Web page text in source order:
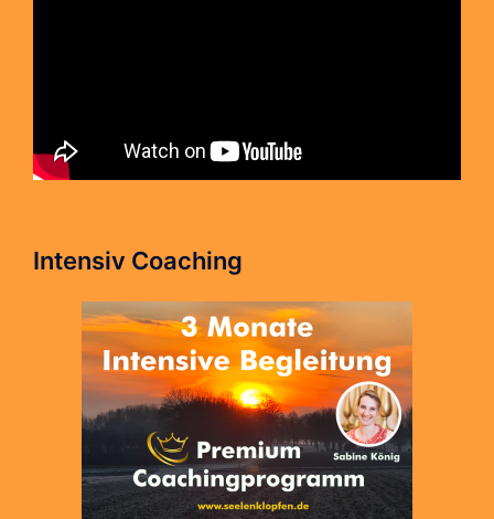
Intensiv Coaching